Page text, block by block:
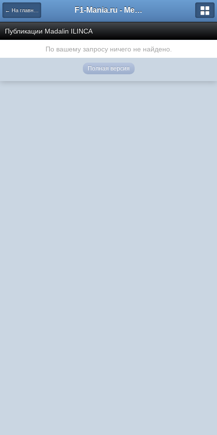
← На главную F1-Mania.ru - Международный чемпионат по симрейсингу
Публикации Madalin ILINCA
По вашему запросу ничего не найдено.
Полная версия